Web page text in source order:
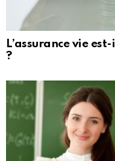
L’assurance vie
?